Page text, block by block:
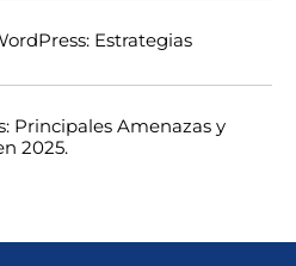
Estrategias
Principales Amenazas y
2025.